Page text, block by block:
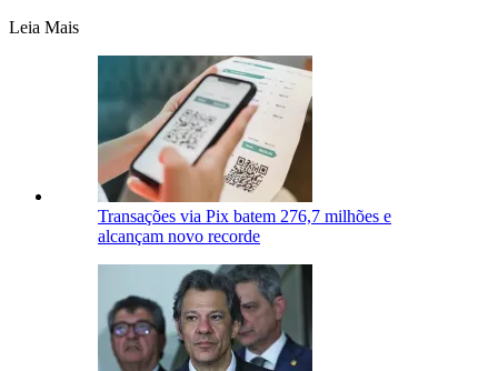
Leia Mais
Transações via Pix batem 276,7 milhões e
alcançam novo recorde